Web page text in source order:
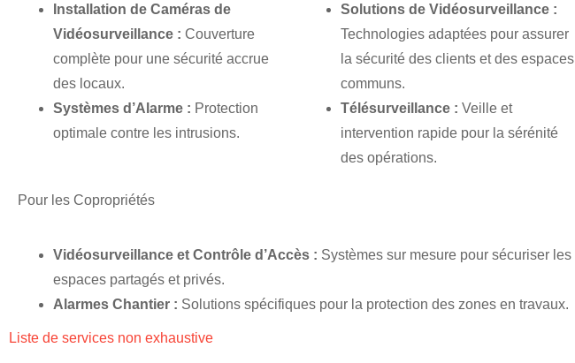
Installation de Caméras de
Vidéosurveillance : Couverture
complète pour une sécurité accrue
des locaux.
Systèmes d’Alarme : Protection
optimale contre les intrusions.
Solutions de Vidéosurveillance :
Technologies adaptées pour assurer
la sécurité des clients et des espaces
communs.
Télésurveillance : Veille et
intervention rapide pour la sérénité
des opérations.
Pour les Copropriétés
Vidéosurveillance et Contrôle d’Accès : Systèmes sur mesure pour sécuriser les
espaces partagés et privés.
Alarmes Chantier : Solutions spécifiques pour la protection des zones en travaux.
Liste de services non exhaustive